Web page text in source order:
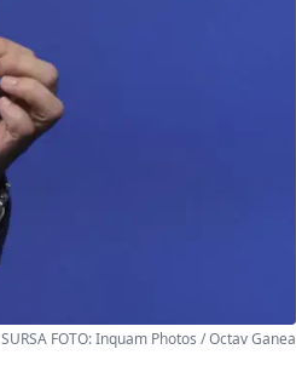
SURSA FOTO: Inquam Photos / Octav Ganea